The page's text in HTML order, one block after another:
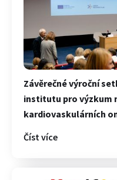
Závěrečné výroční
institutu pro výzkum
kardiovaskulárních
Číst více